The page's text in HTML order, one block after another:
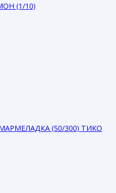
(1/10)
(50/300) ТИКО